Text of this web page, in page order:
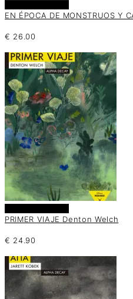
EN ÉPOCA DE MONSTRUOS Y
€ 26.00
PRIMER VIAJE Denton Welch
€ 24.90